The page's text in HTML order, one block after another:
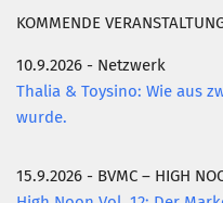
KOMMENDE
10.9.2026 - Netzwerk
Thalia & Toysino: Wie aus
wurde.
15.9.2026 - BVMC – HIGH